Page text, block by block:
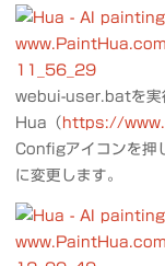
webui-user.batを実
Hua（ https://
Configアイコンを押
に変更します。